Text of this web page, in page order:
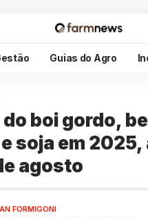
Guias do Agro
do boi gordo,
soja em 2025,
agosto
FORMIGONI